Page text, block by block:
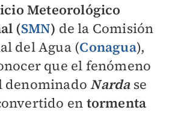
Meteorológico
(SMN) de la Comisión
del Agua (Conagua),
que el fenómeno
denominadoNarda se
en tormenta